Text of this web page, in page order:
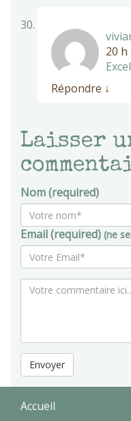
20 h
Répondre ↓
Laisser
Nom (required)
Email (required) (ne
Envoyer
Accueil